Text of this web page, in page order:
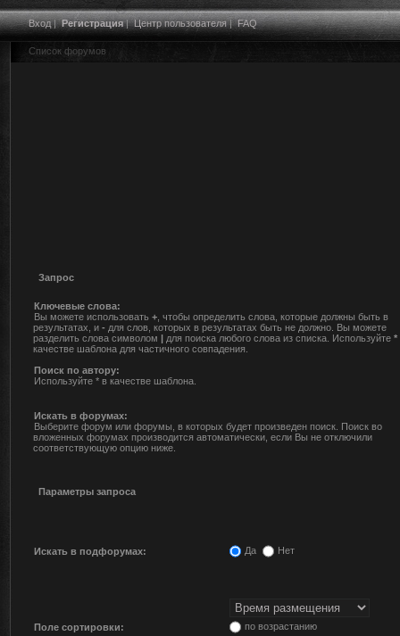
Вход|Регистрация|Центр пользователя|FAQ
Список форумов
Запрос
Ключевые слова:
Вы можете использовать + , чтобы определить слова, которые должны быть в
результатах, и - для слов, которых в результатах быть не должно. Вы можете
разделить слова символом | для поиска любого слова из списка. Используйте *
качестве шаблона для частичного совпадения.
Поиск по автору:
Используйте * в качестве шаблона.
Искать в форумах:
Выберите форум или форумы, в которых будет произведен поиск. Поиск во
вложенных форумах производится автоматически, если Вы не отключили
соответствующую опцию ниже.
Параметры запроса
Искать в подфорумах: Да Нет
Поле сортировки:
по возрастанию